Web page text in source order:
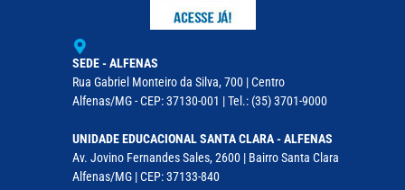
SEDE - ALFENAS
Rua Gabriel Monteiro da Silva, 700 | Centro
Alfenas/MG - CEP: 37130-001 | Tel.: (35) 3701-9000
UNIDADE EDUCACIONAL SANTA CLARA - ALFENAS
Av. Jovino Fernandes Sales, 2600 | Bairro Santa Clara
Alfenas/MG | CEP: 37133-840